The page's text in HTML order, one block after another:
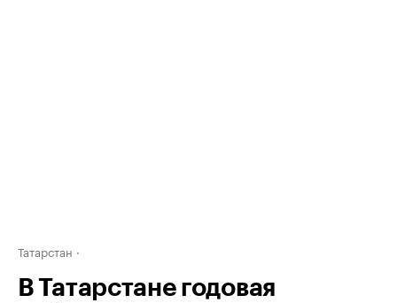
Татарстан
В Татарстане годовая